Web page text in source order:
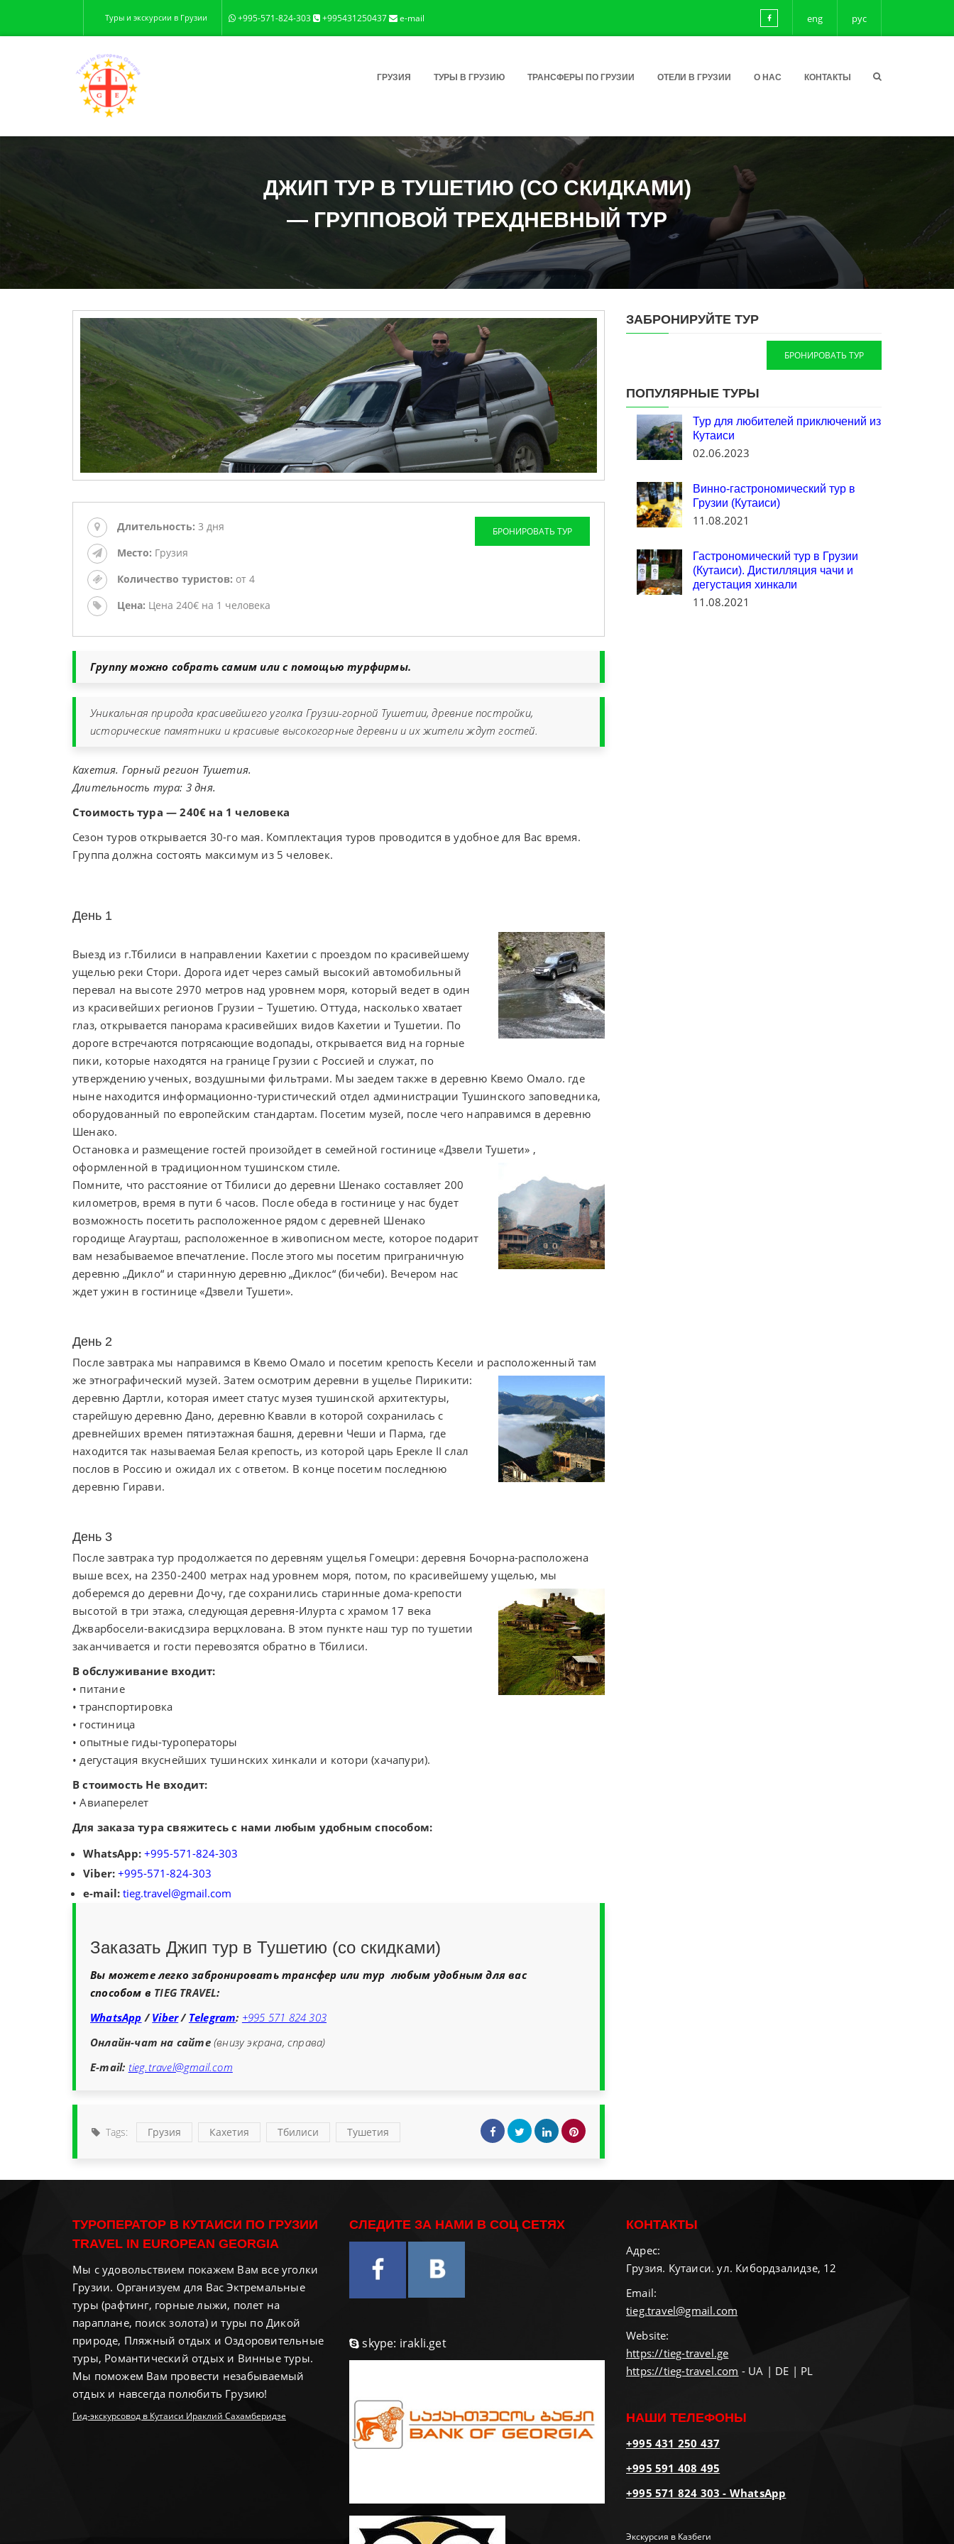
Туры и экскурсии в Грузии +995-571-824-303 +995431250437 e-mail eng рус
ГРУЗИЯ ТУРЫ В ГРУЗИЮ ТРАНСФЕРЫ ПО ГРУЗИИ ОТЕЛИ В ГРУЗИИ О НАС КОНТАКТЫ
ДЖИП ТУР В ТУШЕТИЮ (СО СКИДКАМИ)
— ГРУППОВОЙ ТРЕХДНЕВНЫЙ ТУР
Длительность: 3 дня
Место: Грузия
Количество туристов: от 4
Цена: Цена 240€ на 1 человека
БРОНИРОВАТЬ ТУР
Группу можно собрать самим или с помощью турфирмы.
Уникальная природа красивейшего уголка Грузии-горной Тушетии, древние постройки,
исторические памятники и красивые высокогорные деревни и их жители ждут гостей.
Кахетия. Горный регион Тушетия.
Длительность тура: 3 дня.
Стоимость тура — 240€ на 1 человека
Сезон туров открывается 30-го мая. Комплектация туров проводится в удобное для Вас время.
Группа должна состоять максимум из 5 человек.
День 1
Выезд из г.Тбилиси в направлении Кахетии с проездом по красивейшему
ущелью реки Стори. Дорога идет через самый высокий автомобильный
перевал на высоте 2970 метров над уровнем моря, который ведет в один
из красивейших регионов Грузии – Тушетию. Оттуда, насколько хватает
глаз, открывается панорама красивейших видов Кахетии и Тушетии. По
дороге встречаются потрясающие водопады, открывается вид на горные
пики, которые находятся на границе Грузии с Россией и служат, по
утверждению ученых, воздушными фильтрами. Мы заедем также в деревню Квемо Омало. где
ныне находится информационно-туристический отдел администрации Тушинского заповедника,
оборудованный по европейским стандартам. Посетим музей, после чего направимся в деревню
Шенако.
Остановка и размещение гостей произойдет в семейной гостинице «Дзвели Тушети» ,
оформленной в традиционном тушинском стиле.
Помните, что расстояние от Тбилиси до деревни Шенако составляет 200
километров, время в пути 6 часов. После обеда в гостинице у нас будет
возможность посетить расположенное рядом с деревней Шенако
городище Агаурташ, расположенное в живописном месте, которое подарит
вам незабываемое впечатление. После этого мы посетим приграничную
деревню „Дикло“ и старинную деревню „Диклос“ (бичеби). Вечером нас
ждет ужин в гостинице «Дзвели Тушети».
День 2
После завтрака мы направимся в Квемо Омало и посетим крепость Кесели и расположенный там
же этнографический музей. Затем осмотрим деревни в ущелье Пирикити:
деревню Дартли, которая имеет статус музея тушинской архитектуры,
старейшую деревню Дано, деревню Квавли в которой сохранилась с
древнейших времен пятиэтажная башня, деревни Чеши и Парма, где
находится так называемая Белая крепость, из которой царь Ерекле II слал
послов в Россию и ожидал их с ответом. В конце посетим последнюю
деревню Гирави.
День 3
После завтрака тур продолжается по деревням ущелья Гомецри: деревня Бочорна-расположена
выше всех, на 2350-2400 метрах над уровнем моря, потом, по красивейшему ущелью, мы
доберемся до деревни Дочу, где сохранились старинные дома-крепости
высотой в три этажа, следующая деревня-Илурта с храмом 17 века
Джварбосели-вакисдзира верцхлована. В этом пункте наш тур по тушетии
заканчивается и гости перевозятся обратно в Тбилиси.
В обслуживание входит:
• питание
• транспортировка
• гостиница
• опытные гиды-туроператоры
• дегустация вкуснейших тушинских хинкали и котори (хачапури).
В стоимость Не входит:
• Авиаперелет
Для заказа тура свяжитесь с нами любым удобным способом:
WhatsApp: +995-571-824-303
Viber: +995-571-824-303
e-mail: tieg.travel@gmail.com
Заказать Джип тур в Тушетию (со скидками)
Вы можете легко забронировать трансфер или тур любым удобным для вас
способом в TIEG TRAVEL:
WhatsApp /Viber/ Telegram: +995 571 824 303
Онлайн-чат на сайте(внизу экрана, справа)
E-mail: tieg.travel@gmail.com
Tags: Грузия Кахетия Тбилиси Тушетия
ЗАБРОНИРУЙТЕ ТУР
БРОНИРОВАТЬ ТУР
ПОПУЛЯРНЫЕ ТУРЫ
Тур для любителей приключений из
Кутаиси
02.06.2023
Винно-гастрономический тур в
Грузии (Кутаиси)
11.08.2021
Гастрономический тур в Грузии
(Кутаиси). Дистилляция чачи и
дегустация хинкали
11.08.2021
ТУРОПЕРАТОР В КУТАИСИ ПО ГРУЗИИ
TRAVEL IN EUROPEAN GEORGIA
Мы с удовольствием покажем Вам все уголки
Грузии. Организуем для Вас Эктремальные
туры (рафтинг, горные лыжи, полет на
параплане, поиск золота) и туры по Дикой
природе, Пляжный отдых и Оздоровительные
туры, Романтический отдых и Винные туры.
Мы поможем Вам провести незабываемый
отдых и навсегда полюбить Грузию!
Гид-экскурсовод в Кутаиси Ираклий Сахамберидзе
СЛЕДИТЕ ЗА НАМИ В СОЦ СЕТЯХ
skype: irakli.get
КОНТАКТЫ
Адрес:
Грузия. Кутаиси. ул. Кибордзалидзе, 12
Email:
tieg.travel@gmail.com
Website:
https://tieg-travel.ge
https://tieg-travel.com - UA | DE | PL
НАШИ ТЕЛЕФОНЫ
+995 431 250 437
+995 591 408 495
+995 571 824 303 - WhatsApp
Экскурсия в Казбеги